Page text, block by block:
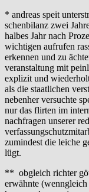
* andreas speit
schen­bi­lanz zwei
hal­bes Jahr nach
wichtigen aufrufen
erkennen und zu
veranstaltung mit
explizit und
als die staatlichen
nebenher versuchte
nur das flirten im
nachfragen unserer
zumindest die leiche
lügt.
** obgleich richter
erwähnte